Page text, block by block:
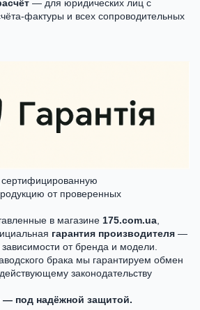
— для юридических лиц с
фактуры и всех сопроводительных
от проверенных
в магазине 175.com.ua,
гарантия производителя —
от бренда и модели.
брака мы гарантируем обмен
законодательству
под надёжной защитой.